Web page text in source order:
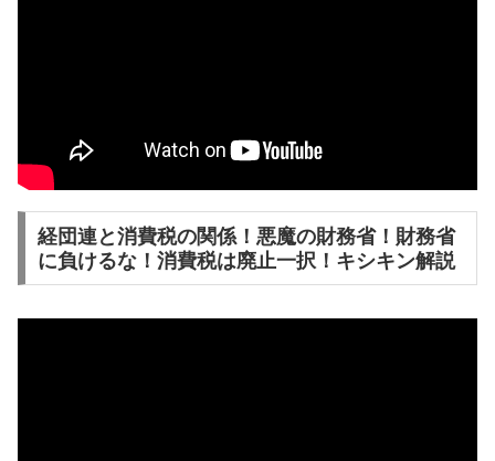
経団連と消費税の関係！悪魔の財務省！財務省
に負けるな！消費税は廃止一択！キシキン解説